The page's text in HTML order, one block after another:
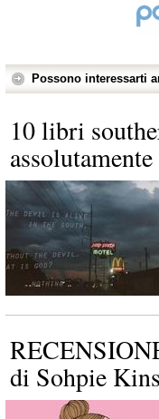
Possono interessarti
10 libri
di Sohpie